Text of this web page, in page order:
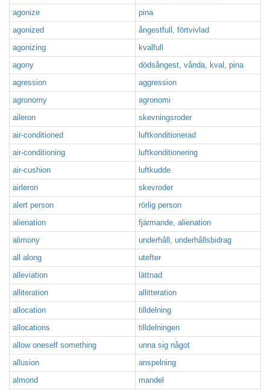
agonize
pina
agonized
ångestfull, förtvivlad
agonizing
kvalfull
agony
dödsångest, vånda, kval, pina
agression
aggression
agronomy
agronomi
aileron
skevningsroder
air-conditioned
luftkonditionerad
air-conditioning
luftkonditionering
air-cushion
luftkudde
airleron
skevroder
alert person
rörlig person
alienation
fjärmande, alienation
alimony
underhåll, underhållsbidrag
all along
utefter
alleviation
lättnad
alliteration
allitteration
allocation
tilldelning
allocations
tilldelningen
allow oneself something
unna sig något
allusion
anspelning
almond
mandel